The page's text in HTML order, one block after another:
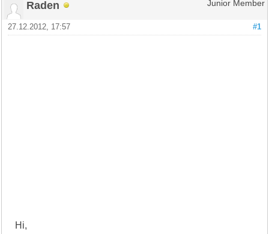
Raden Junior Member
#1
27.12.2012, 17:57
Hi,